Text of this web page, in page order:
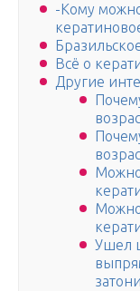
-Кому
Всё о
Другие
Можно
Можно
Ушел